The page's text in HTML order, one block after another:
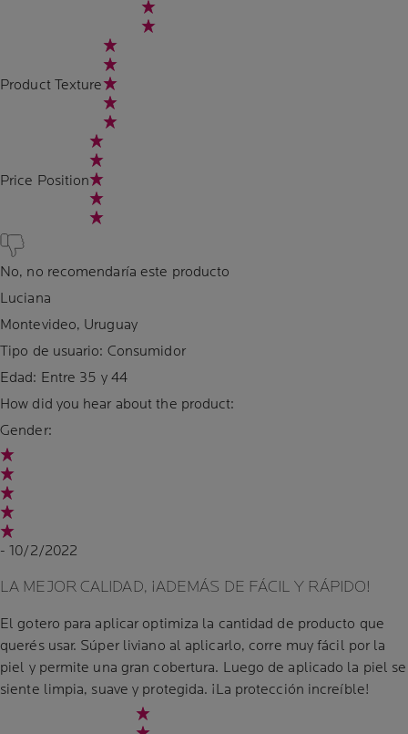
Product Texture
Price Position
No, no recomendaría este producto
Luciana
Montevideo, Uruguay
Tipo de usuario: Consumidor
Edad: Entre 35 y 44
How did you hear about the product:
Gender:
- 10/2/2022
LA MEJOR CALIDAD, ¡ADEMÁS DE FÁCIL Y RÁPIDO!
El gotero para aplicar optimiza la cantidad de producto que
querés usar. Súper liviano al aplicarlo, corre muy fácil por la
piel y permite una gran cobertura. Luego de aplicado la piel se
siente limpia, suave y protegida. ¡La protección increíble!